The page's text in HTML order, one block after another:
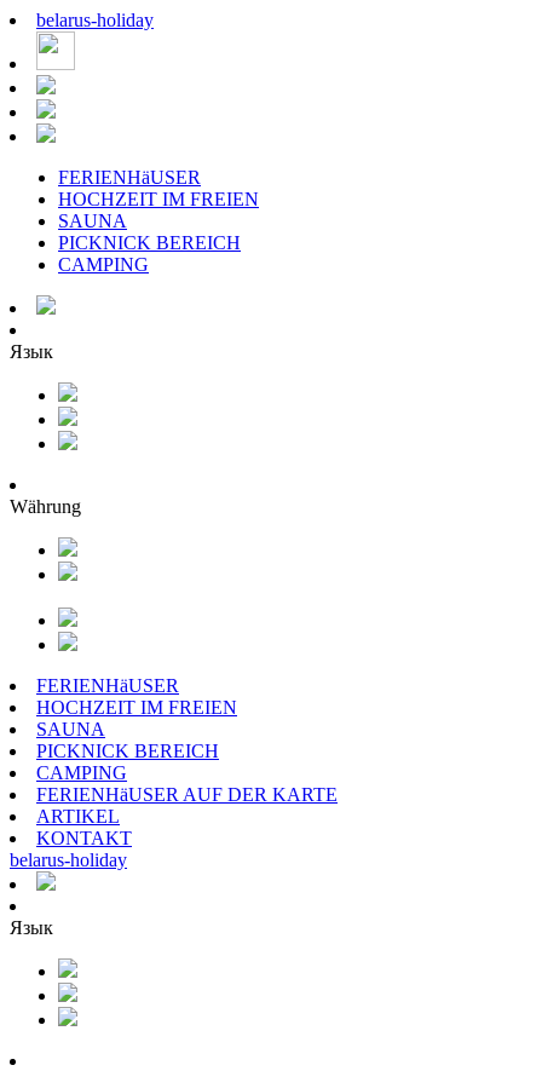
belarus-holiday
FERIENHäUSER
HOCHZEIT IM FREIEN
SAUNA
PICKNICK BEREICH
CAMPING
Язык
Währung
FERIENHäUSER
HOCHZEIT IM FREIEN
SAUNA
PICKNICK BEREICH
CAMPING
FERIENHäUSER AUF DER KARTE
ARTIKEL
KONTAKT
belarus-holiday
Язык